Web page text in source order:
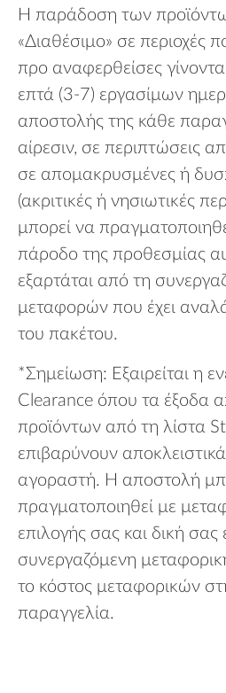
Η παράδοση των
«Διαθέσιμο» σε περιοχές
προ αναφερθείσες
επτά (3-7) εργασίμων
αποστολής της κάθε
αίρεσιν, σε περιπτώσεις
σε απομακρυσμένες ή
(ακριτικές ή νησιωτικές
μπορεί να
πάροδο της προθεσμίας
εξαρτάται από τη
μεταφορών που έχει
του πακέτου.
*Σημείωση: Εξαιρείται η
Clearance όπου τα έξοδα
προϊόντων από τη λίστα
επιβαρύνουν
αγοραστή. Η αποστολή
πραγματοποιηθεί με
επιλογής σας και δική
συνεργαζόμενη
το κόστος μεταφορικών
παραγγελία.